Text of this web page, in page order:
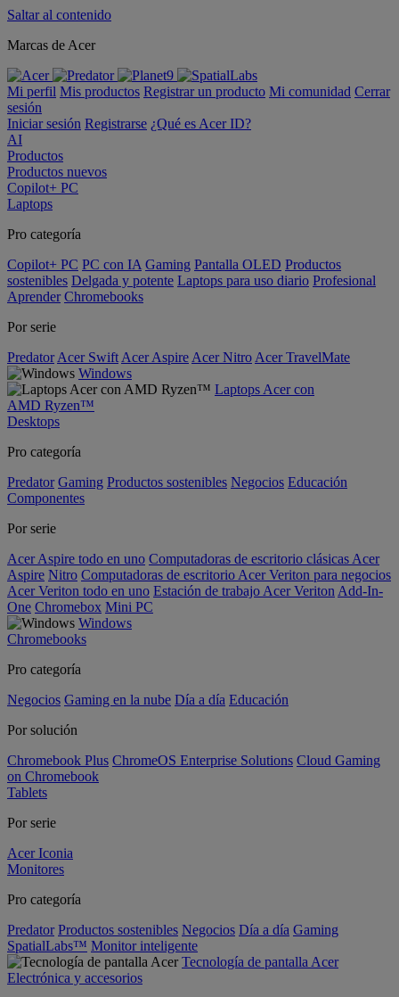
Saltar al contenido
Marcas de Acer
Mi perfil Mis productos Registrar un producto Mi comunidad Cerrar
sesión
Iniciar sesión Registrarse ¿Qué es Acer ID?
AI
Productos
Productos nuevos
Copilot+ PC
Laptops
Pro categoría
Copilot+ PC PC con IA Gaming Pantalla OLED Productos
sostenibles Delgada y potente Laptops para uso diario Profesional
Aprender Chromebooks
Por serie
Predator Acer Swift Acer Aspire Acer Nitro Acer TravelMate
Windows
Laptops Acer con
AMD Ryzen™
Desktops
Pro categoría
Predator Gaming Productos sostenibles Negocios Educación
Componentes
Por serie
Acer Aspire todo en uno Computadoras de escritorio clásicas Acer
Aspire Nitro Computadoras de escritorio Acer Veriton para negocios
Acer Veriton todo en uno Estación de trabajo Acer Veriton Add-In-
One Chromebox Mini PC
Windows
Chromebooks
Pro categoría
Negocios Gaming en la nube Día a día Educación
Por solución
Chromebook Plus ChromeOS Enterprise Solutions Cloud Gaming
on Chromebook
Tablets
Por serie
Acer Iconia
Monitores
Pro categoría
Predator Productos sostenibles Negocios Día a día Gaming
SpatialLabs™ Monitor inteligente
Tecnología de pantalla Acer
Electrónica y accesorios